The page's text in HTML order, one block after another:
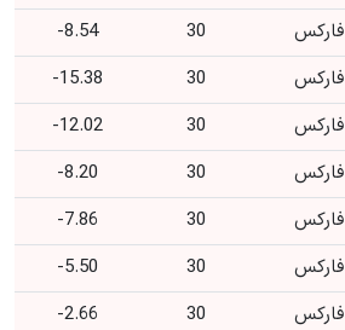
فارکس 30
8.54-
فارکس 30
15.38-
فارکس 30
12.02-
فارکس 30
8.20-
فارکس 30
7.86-
فارکس 30
5.50-
فارکس 30
2.66-